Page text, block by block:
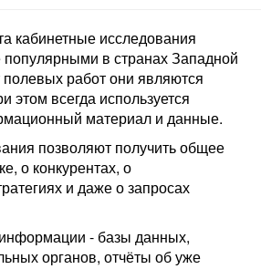
кабинетные исследования
популярными в странах Западной
работ они являются
этом всегда используется
материал и данные.
позволяют получить общее
о конкурентах, о
и даже о запросах
- базы данных,
органов, отчёты об уже